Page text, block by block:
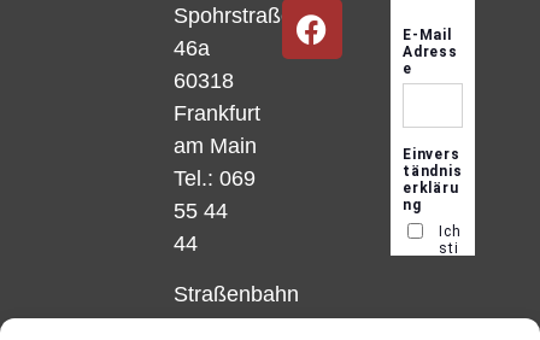
Spohrstraße
46a
60318
Frankfurt
am Main
Tel.: 069
55 44
44
Straßenbahn
Linie 18